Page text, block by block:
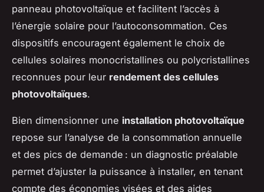
panneau photovoltaïque et facilitent l’accès à
l’énergie solaire pour l’autoconsommation. Ces
dispositifs encouragent également le choix de
cellules solaires monocristallines ou polycristallines
reconnues pour leur rendement des cellules
photovoltaïques.
Bien dimensionner une installation photovoltaïque
repose sur l’analyse de la consommation annuelle
et des pics de demande : un diagnostic préalable
permet d’ajuster la puissance à installer, en tenant
compte des économies visées et des aides